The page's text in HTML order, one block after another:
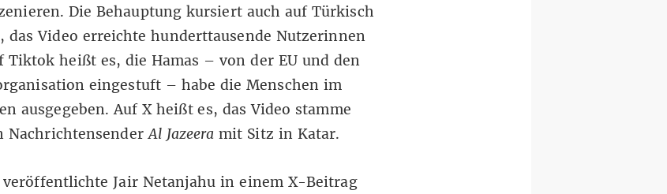
Die Behauptung kursiert auch auf Türkisch
, das Video erreichte hunderttausende Nutzerinnen
Tiktok heißt es, die Hamas – von der EU und den
eingestuft – habe die Menschen im
ausgegeben.Auf Xheißt es, das Video stamme
NachrichtensenderAl Jazeera mit Sitz in Katar.
veröffentlichte Jair Netanjahuin einem X-Beitrag